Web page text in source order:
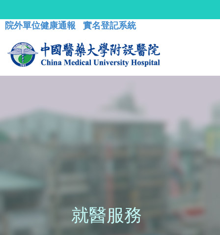
院外單位健康通報 實名登記系統
就醫服務